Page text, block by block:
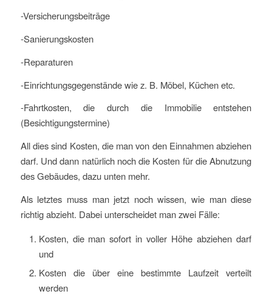
-Versicherungsbeiträge
-Sanierungskosten
-Reparaturen
-Einrichtungsgegenstände wie z. B. Möbel, Küchen etc.
-Fahrtkosten, die durch die Immobilie entstehen
(Besichtigungstermine)
All dies sind Kosten, die man von den Einnahmen abziehen
darf. Und dann natürlich noch die Kosten für die Abnutzung
des Gebäudes, dazu unten mehr.
Als letztes muss man jetzt noch wissen, wie man diese
richtig abzieht. Dabei unterscheidet man zwei Fälle:
Kosten, die man sofort in voller Höhe abziehen darf
und
Kosten die über eine bestimmte Laufzeit verteilt
werden